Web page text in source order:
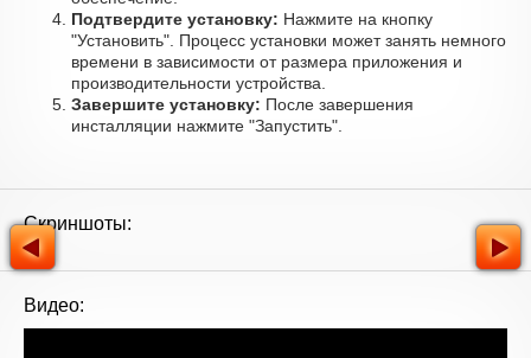
Подтвердите установку: Нажмите на кнопку
"Установить". Процесс установки может занять немного
времени в зависимости от размера приложения и
производительности устройства.
Завершите установку: После завершения
инсталляции нажмите "Запустить".
Скриншоты:
Видео: